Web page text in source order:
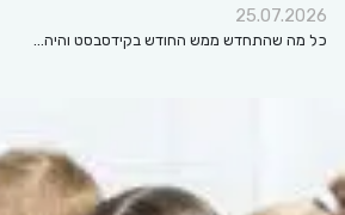
25.07.2026
כל מה שהתחדש ממש החודש בקידסבסט והיה…